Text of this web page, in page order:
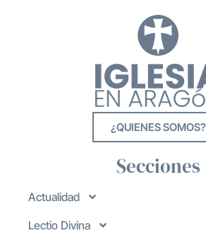
¿QUIENES SOMOS?
Secciones
Actualidad
Lectio Divina